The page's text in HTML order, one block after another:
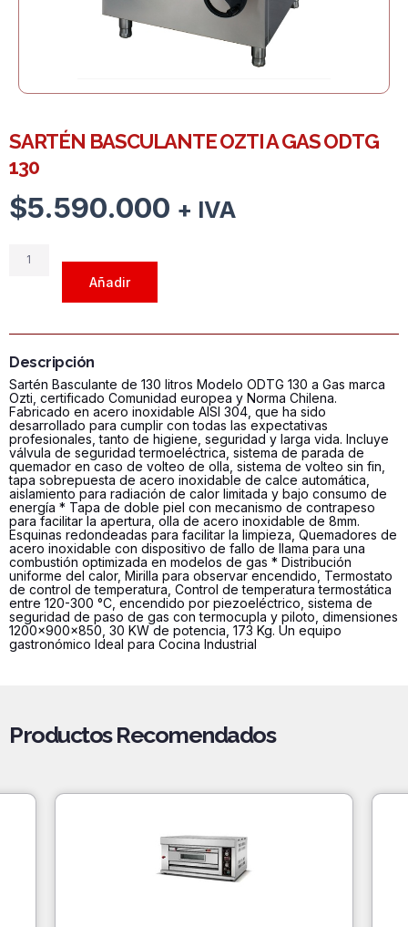
SARTÉN BASCULANTE OZTI A GAS ODTG
130
$5.590.000 + IVA
SARTÉN
130
cantidad
Añadir
Descripción
Sartén Basculante de 130 litros Modelo ODTG 130 a Gas marca
Ozti, certificado Comunidad europea y Norma Chilena.
Fabricado en acero inoxidable AISI 304, que ha sido
desarrollado para cumplir con todas las expectativas
profesionales, tanto de higiene, seguridad y larga vida. Incluye
válvula de seguridad termoeléctrica, sistema de parada de
quemador en caso de volteo de olla, sistema de volteo sin fin,
tapa sobrepuesta de acero inoxidable de calce automática,
aislamiento para radiación de calor limitada y bajo consumo de
energía * Tapa de doble piel con mecanismo de contrapeso
para facilitar la apertura, olla de acero inoxidable de 8mm.
Esquinas redondeadas para facilitar la limpieza, Quemadores de
acero inoxidable con dispositivo de fallo de llama para una
combustión optimizada en modelos de gas * Distribución
uniforme del calor, Mirilla para observar encendido, Termostato
de control de temperatura, Control de temperatura termostática
entre 120-300 °C, encendido por piezoeléctrico, sistema de
seguridad de paso de gas con termocupla y piloto, dimensiones
1200x900x850, 30 KW de potencia, 173 Kg. Un equipo
gastronómico Ideal para Cocina Industrial
Productos Recomendados